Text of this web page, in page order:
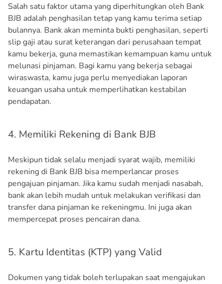
Salah satu faktor utama yang diperhitungkan oleh Bank
BJB adalah penghasilan tetap yang kamu terima setiap
bulannya. Bank akan meminta bukti penghasilan, seperti
slip gaji atau surat keterangan dari perusahaan tempat
kamu bekerja, guna memastikan kemampuan kamu untuk
melunasi pinjaman. Bagi kamu yang bekerja sebagai
wiraswasta, kamu juga perlu menyediakan laporan
keuangan usaha untuk memperlihatkan kestabilan
pendapatan.
4. Memiliki Rekening di Bank BJB
Meskipun tidak selalu menjadi syarat wajib, memiliki
rekening di Bank BJB bisa memperlancar proses
pengajuan pinjaman. Jika kamu sudah menjadi nasabah,
bank akan lebih mudah untuk melakukan verifikasi dan
transfer dana pinjaman ke rekeningmu. Ini juga akan
mempercepat proses pencairan dana.
5. Kartu Identitas (KTP) yang Valid
Dokumen yang tidak boleh terlupakan saat mengajukan